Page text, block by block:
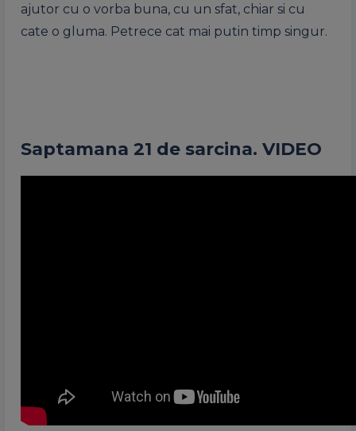
ajutor cu o vorba buna, cu un sfat, chiar si cu
cate o gluma. Petrece cat mai putin timp singur.
Saptamana 21 de sarcina. VIDEO